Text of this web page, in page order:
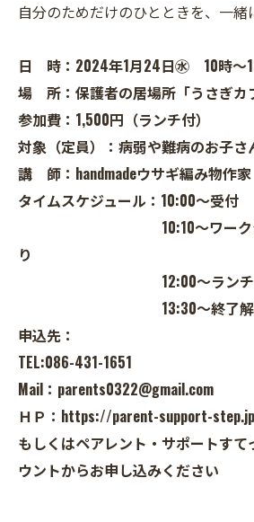
自分のためだけのひとときを、一緒
日 時：2024年1月24日㊌ 10時～
場 所：保護者の居場所「うさぎカ
参加費：1,500円（ランチ付）
対象（定員）：病弱や難病のお子
講 師：handmadeウサギ編み物
タイムスケジュール：10:00～受付
10:10～ワークショッ
り
12:00～ランチ
13:30～終了解
申込先：
TEL:086-431-1651
Mail：parents0322@gmail.com
ＨＰ：https://parent-support-step.jp
もしくはペアレント・サポートすて
ウントからお申し込みください